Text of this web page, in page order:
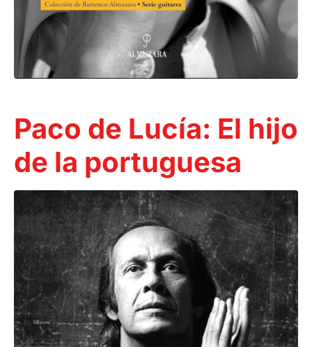
Paco de Lucía: El hijo
de la portuguesa